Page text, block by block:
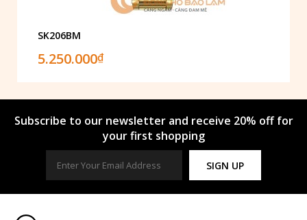
SK206BM
5.250.000₫
Subscribe to our newsletter and receive 20% off for
your first shopping
SIGN UP